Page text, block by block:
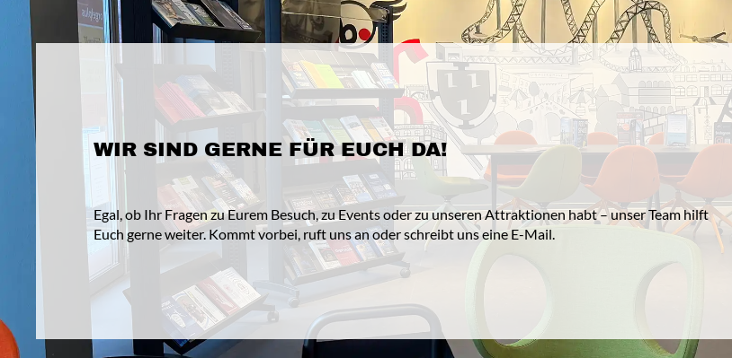
WIR SIND GERNE FÜR EUCH DA!
Egal, ob Ihr Fragen zu Eurem Besuch, zu Events oder zu unseren Attraktionen habt – unser Team hilft
Euch gerne weiter. Kommt vorbei, ruft uns an oder schreibt uns eine E-Mail.